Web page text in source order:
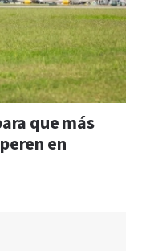
que más
en